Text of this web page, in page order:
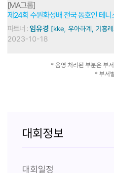
[MA그룹]
제24회 수원화성배 전국 동호인 테니
파트너 :임유경 [kke, 우아하계, 기흥
2023-10-18
* 음영 처리된 부분은 부
* 부서
대회정보
대회일정